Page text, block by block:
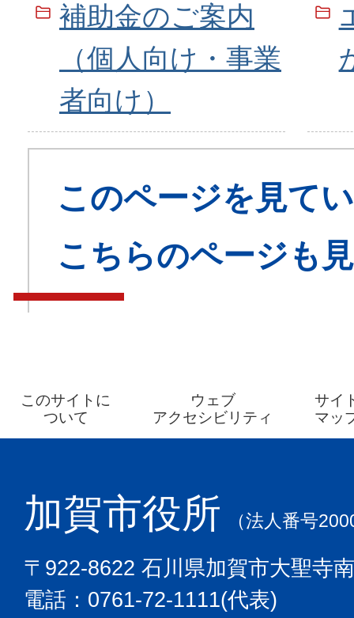
補助金のご案内
（個人向け・事業
者向け）
このページを見て
こちらのページも
このサイトに
ついて
ウェブ
アクセシビリティ
サイ
マッ
加賀市役所 （法人番号
〒922-8622 石川県加賀市大聖寺
電話：0761-72-1111(代表)